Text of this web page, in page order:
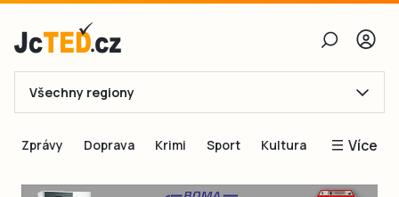
E-mail
Všechny regiony
Zprávy Doprava Krimi Sport Kultura Více
Blogy